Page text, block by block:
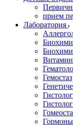
прием
Лаборатория
Гемостаз